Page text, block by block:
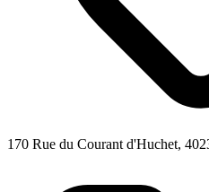
170 Rue du Courant d'Huchet,